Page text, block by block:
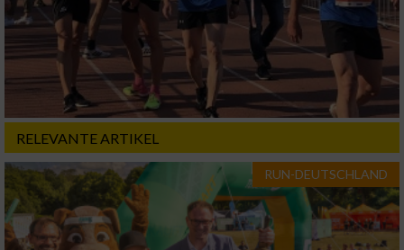
RELEVANTE ARTIKEL
RUN-DEUTSCHLAND